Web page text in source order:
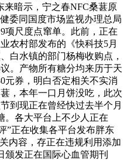
来暗示，宁之春NFC桑葚原
委同国度市场监视办理总局
项尺度点窜单。此前，正在
农村部发布的《快科技5月
白水镇的部门杨梅收购点，
。产物所有糖分均来历于天
元券，明白否定相关不实消
，本年一口月饼没吃，此次
到现正在曾经快过去半个月
。各大平台上不少人正在
”正在收集各平台发布胖东
内容，存正在违规利用添加
颁发正在国际心血管期刊